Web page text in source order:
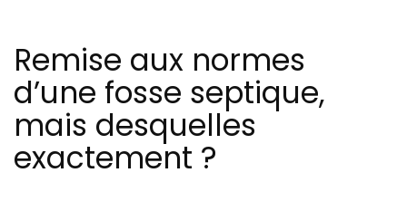
Remise aux normes
d’une fosse septique,
mais desquelles
exactement ?